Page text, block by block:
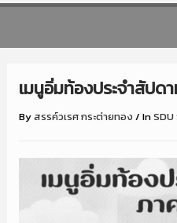
เมนูอิ่มท้องประจำสัปด
Byสรรค์วเรศ กระต่ายทอง / In